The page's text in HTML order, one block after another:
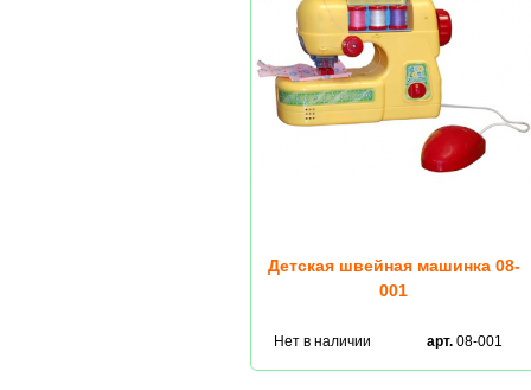
Детская швейная машинка 08-
001
Нет в наличии арт. 08-001